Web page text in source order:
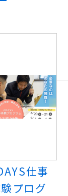
仕事
プログ